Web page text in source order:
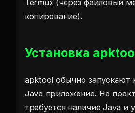
Termux (через файловый
копирование).
Установка
apktool обычно запускают
Java‑приложение. На
требуется наличие Java и